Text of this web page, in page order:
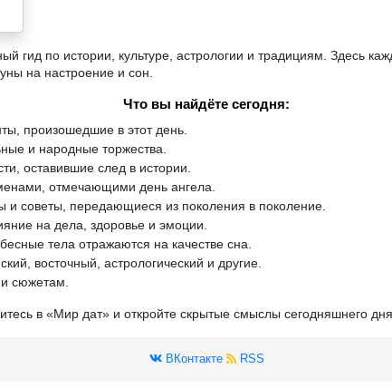
гид по истории, культуре, астрологии и традициям. Здесь
на настроение и сон.
Что вы найдёте сегодня:
произошедшие в этот день.
и народные торжества.
оставившие след в истории.
отмечающими день ангела.
и советы, передающиеся из поколения в поколение.
на дела, здоровье и эмоции.
тела отражаются на качестве сна.
восточный, астрологический и другие.
сюжетам.
в «Мир дат» и откройте скрытые смыслы сегодняшнего дня.
ВКонтакте RSS